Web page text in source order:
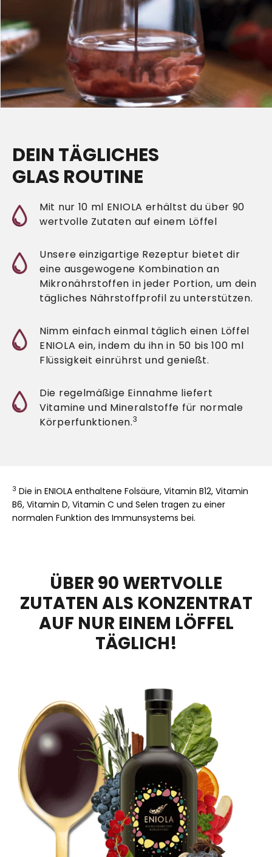
DEIN TÄGLICHES
GLAS ROUTINE
Mit nur 10 ml ENIOLA erhältst du über 90
wertvolle Zutaten auf einem Löffel
Unsere einzigartige Rezeptur bietet dir
eine ausgewogene Kombination an
Mikronährstoffen in jeder Portion, um dein
tägliches Nährstoffprofil zu unterstützen.
Nimm einfach einmal täglich einen Löffel
ENIOLA ein, indem du ihn in 50 bis 100 ml
Flüssigkeit einrührst und genießt.
Die regelmäßige Einnahme liefert
Vitamine und Mineralstoffe für normale
Körperfunktionen.3
3 Die in ENIOLA enthaltene Folsäure, Vitamin B12, Vitamin
B6, Vitamin D, Vitamin C und Selen tragen zu einer
normalen Funktion des Immunsystems bei.
ÜBER 90 WERTVOLLE
ZUTATEN ALS KONZENTRAT
AUF NUR EINEM LÖFFEL
TÄGLICH!